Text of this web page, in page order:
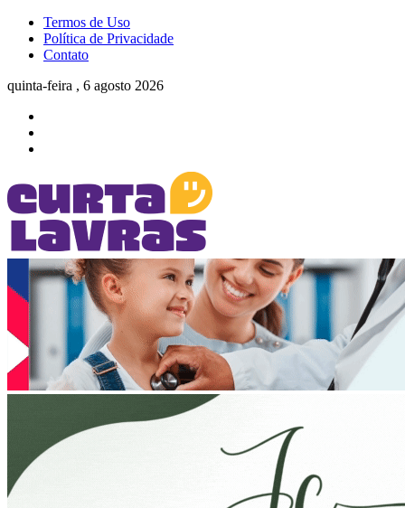
Termos de Uso
Política de Privacidade
Contato
quinta-feira , 6 agosto 2026